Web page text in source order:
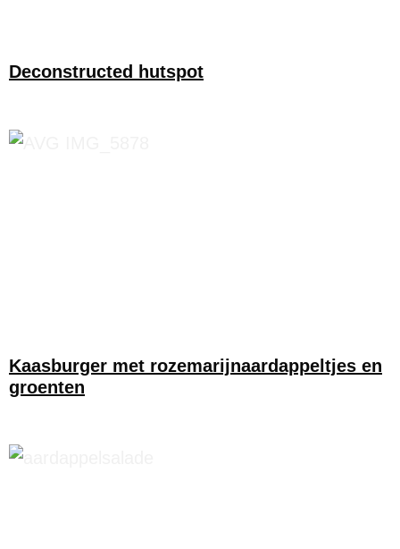
Deconstructed hutspot
Kaasburger met rozemarijnaardappeltjes en
groenten